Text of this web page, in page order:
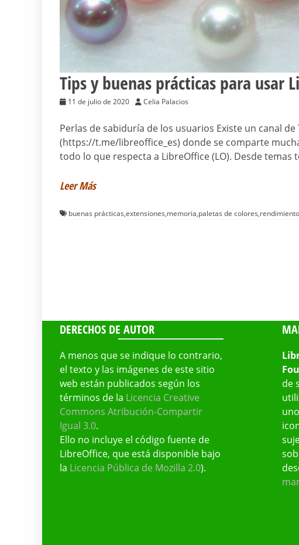
Tips y buenas prácticas para usar
11 de julio de 2020 Celia Palacios
Perlas de sabiduría de los usuarios Existe un canal
(https://t.me/libreoffice_es) donde se comparte
todo lo que respecta a LibreOffice (LO). Desde
Leer Más
buenas prácticas,extensiones,memoria,paletas de colores,rendimiento
DERECHOS DE AUTOR
A menos que se indique lo contrario,
el texto y las imágenes de este sitio
web están publicados según los
términos de la Licencia Creative
Commons Atribución-Compartir
Igual 3.0.
Ello no incluye el código fuente de
LibreOffice, que está disponible bajo
la Licencia Pública de Mozilla 2.0).
de